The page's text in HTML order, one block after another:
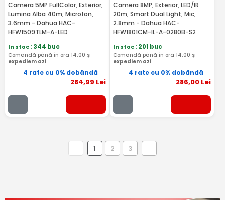
Camera 5MP FullColor, Exterior,
Lumina Alba 40m, Microfon,
3.6mm - Dahua HAC-
HFW1509TLM-A-LED
In stoc: 344 buc
Comandă până în ora 14:00 și
expediem azi
4 rate cu 0% dobândă
284,99 Lei
Camera 8MP, Exterior, LED/IR
20m, Smart Dual Light, Mic,
2.8mm - Dahua HAC-
HFW1801CM-IL-A-0280B-S2
In stoc: 201 buc
Comandă până în ora 14:00 și
expediem azi
4 rate cu 0% dobândă
286,00 Lei
1 2 3